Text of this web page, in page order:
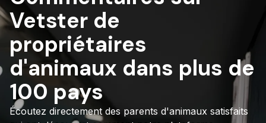
Vetster de
propriétaires
d'animaux dans plus de
100 pays
Écoutez directement des parents d'animaux satisfaits